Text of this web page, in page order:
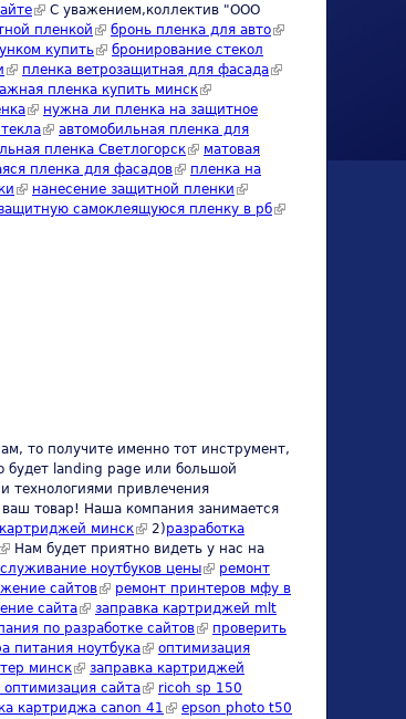
(link is external)
С уважением,коллектив "ООО
пленкой (link is external)
бронь пленка для авто(link is
купить(link is external)
бронирование стекол
(link is external)
пленка ветрозащитная для фасада(link is
пленка купить минск(link is external)
(link is external)
нужна ли пленка на защитное
(link is external)
автомобильная пленка для
пленка Светлогорск(link is external)
матовая
пленка для фасадов(link is external)
пленка на
(link is external)
нанесение защитной пленки (link is
external)
самоклеящуюся пленку в рб(link is
то получите именно тот инструмент,
будет landing page или большой
технологиями привлечения
товар! Наша компания занимается
минск(link is external)
2)разработка
(link is external)
Нам будет приятно видеть у нас на
external) ноутбуков цены(link is external)
ремонт
сайтов(link is external)
ремонт принтеров мфу в
сайта(link is external)
заправка картриджей mlt
по разработке сайтов(link is external)
проверить
питания ноутбука(link is external)
оптимизация
минск(link is external)
заправка картриджей
сайта(link is external)
ricoh sp 150
картриджа canon 41 (link is external)
epson photo t50